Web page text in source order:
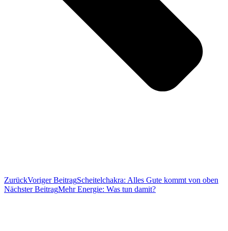
ZurückVoriger BeitragScheitelchakra: Alles Gute kommt von oben
Nächster BeitragMehr Energie: Was tun damit?